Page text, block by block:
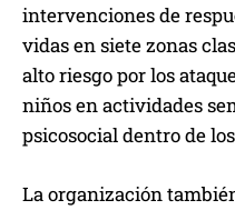
intervenciones de
vidas en siete zonas
alto riesgo por los
niños en actividades
psicosocial dentro de
La organización